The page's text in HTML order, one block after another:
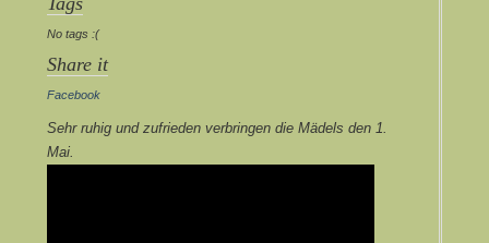
No tags :(
Share it
Facebook
Sehr ruhig und zufrieden verbringen die Mädels den 1.
Mai.